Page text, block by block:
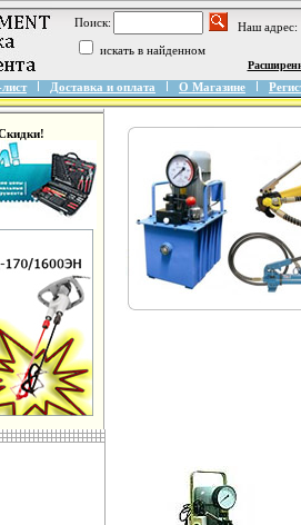
Поиск:
Наш
искать в найденном
Доставка и оплата О Магазине